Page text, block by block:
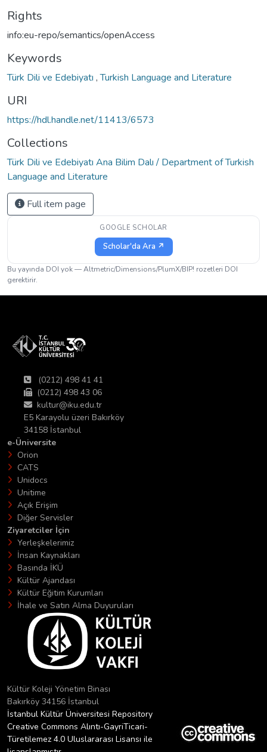
Rights
info:eu-repo/semantics/openAccess
Keywords
Türk Dili ve Edebiyatı ,Turkish Language and Literature
URI
https://hdl.handle.net/11413/6573
Collections
Türk Dili ve Edebiyatı Ana Bilim Dalı / Department of Turkish
Language and Literature
Full item page
GOOGLE SCHOLAR
Scholar'da Ara ↗
Bu yayında DOI yok — Altmetric/Dimensions/PlumX/BIP! rozetleri DOI
gerektirir.
(0212) 498 41 41
(0212) 498 43 06
kultur@iku.edu.tr
E5 Karayolu üzeri Bakırköy
34158 İstanbul
e-Üniversite
Orion
CATS
Unidocs
Unitime
Açık Erişim
Diğer Servisler
Ziyaretciler İçin
Yerleşkelerimiz
İnsan Kaynakları
Basında İKÜ
Kültür Ajandası
Kültür Eğitim Kurumları
İhale ve Satın Alma Duyuruları
Kültür Koleji Yönetim Binası
Bakırköy 34156 İstanbul
İstanbul Kültür Üniversitesi Repository
Creative Commons Alıntı-GayriTicari-
Türetilemez 4.0 Uluslararası Lisansı ile